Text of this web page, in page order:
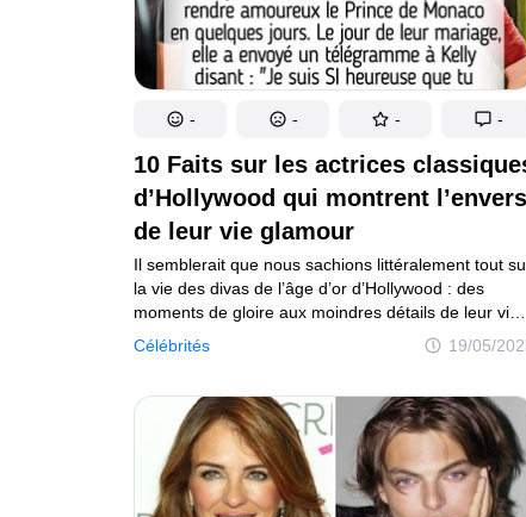
10 Faits sur les actrices
d’Hollywood qui montrent l’envers
de leur vie glamour
Célébrités 19/05/
Il semblerait que nous sachions littéralement tout
la vie des divas de l’âge d’or d’Hollywood : des
moments de gloire aux moindres détails de leur vie
privée. Mais certains faits tirés des biographies des
beautés du passé ne sont pas aussi connus
différente.
- - - -
Plan de site
Mise à jour du consentement
© 2014–2026TheSoul Publishing.
Tous droits réservés.